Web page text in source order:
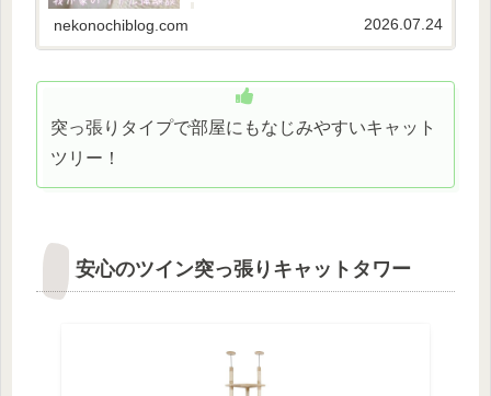
ね。我が家もどうしても宇宙船からの肉球を見
たい！と思い宇宙船付きのキャット...
nekonochiblog.com 2026.07.24
突っ張りタイプで部屋にもなじみやすいキャット
ツリー！
安心のツイン突っ張りキャットタワー